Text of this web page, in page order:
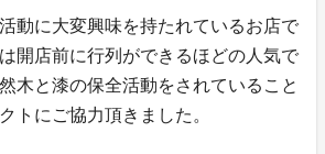
動に大変興味を持たれているお店で
開店前に行列ができるほどの人気で
木と漆の保全活動をされていること
トにご協力頂きました。